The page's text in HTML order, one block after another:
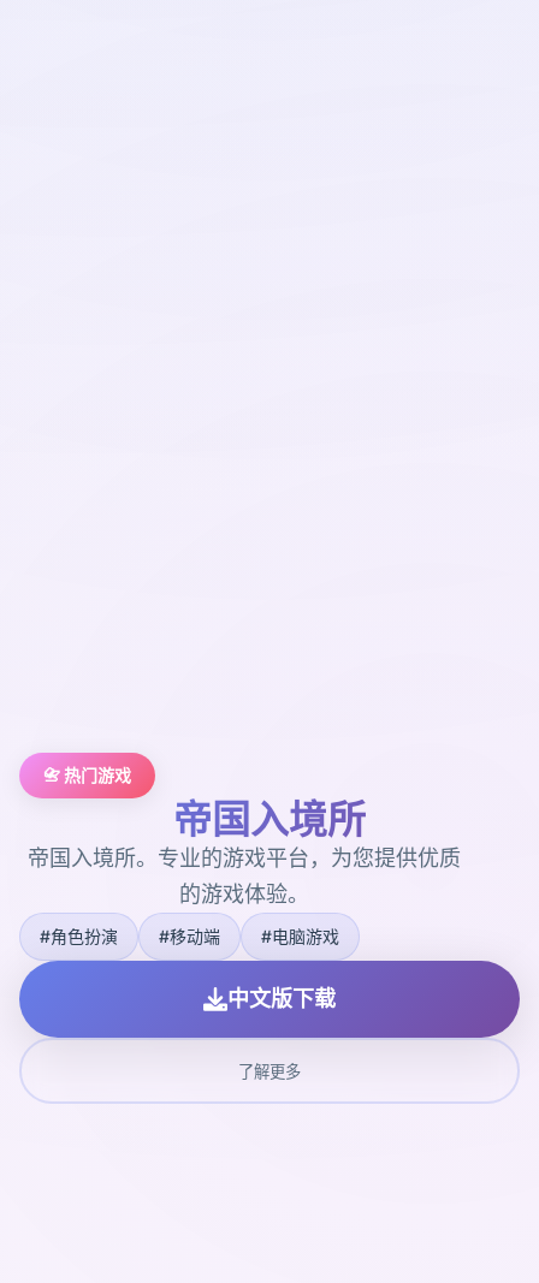
📇 热门游戏
帝国入境所
帝国入境所。专业的游戏平台，为您提供优质
的游戏体验。
#角色扮演 #移动端 #电脑游戏
中文版下载
了解更多